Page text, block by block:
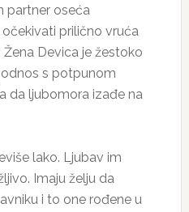
partner oseća
prilično vruća
Devica je žestoko
s potpunom
da ljubomora izađe na
lako. Ljubav im
Imaju želju da
i to one rođene u